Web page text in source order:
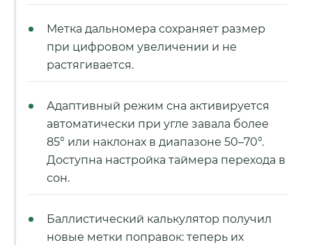
Метка дальномера сохраняет размер
при цифровом увеличении и не
растягивается.
Адаптивный режим сна активируется
автоматически при угле завала более
85° или наклонах в диапазоне 50–70°.
Доступна настройка таймера перехода в
сон.
Баллистический калькулятор получил
новые метки поправок: теперь их